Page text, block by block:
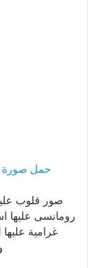
حمل صورة
صور قلوب
رومانسى عليها
غرامية